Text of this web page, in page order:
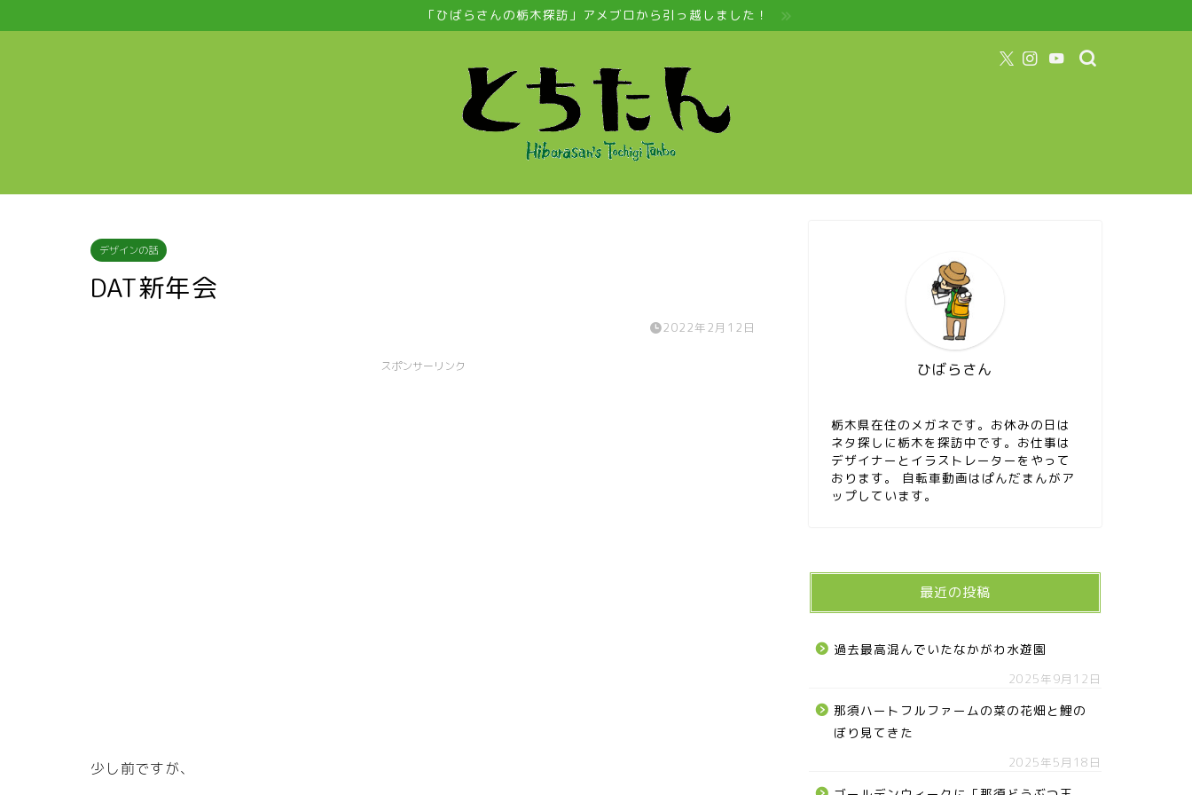
「ひばらさんの栃木探訪」アメブロから引っ越しました！
デザインの話
DAT新年会
2022年2月12日
スポンサーリンク
少し前ですが、
ひばらさん
栃木県在住のメガネです。お休みの日は
ネタ探しに栃木を探訪中です。お仕事は
デザイナーとイラストレーターをやって
おります。 自転車動画はぱんだまんがア
ップしています。
最近の投稿
過去最高混んでいたなかがわ水遊園
2025年9月12日
那須ハートフルファームの菜の花畑と鯉の
ぼり見てきた
2025年5月18日